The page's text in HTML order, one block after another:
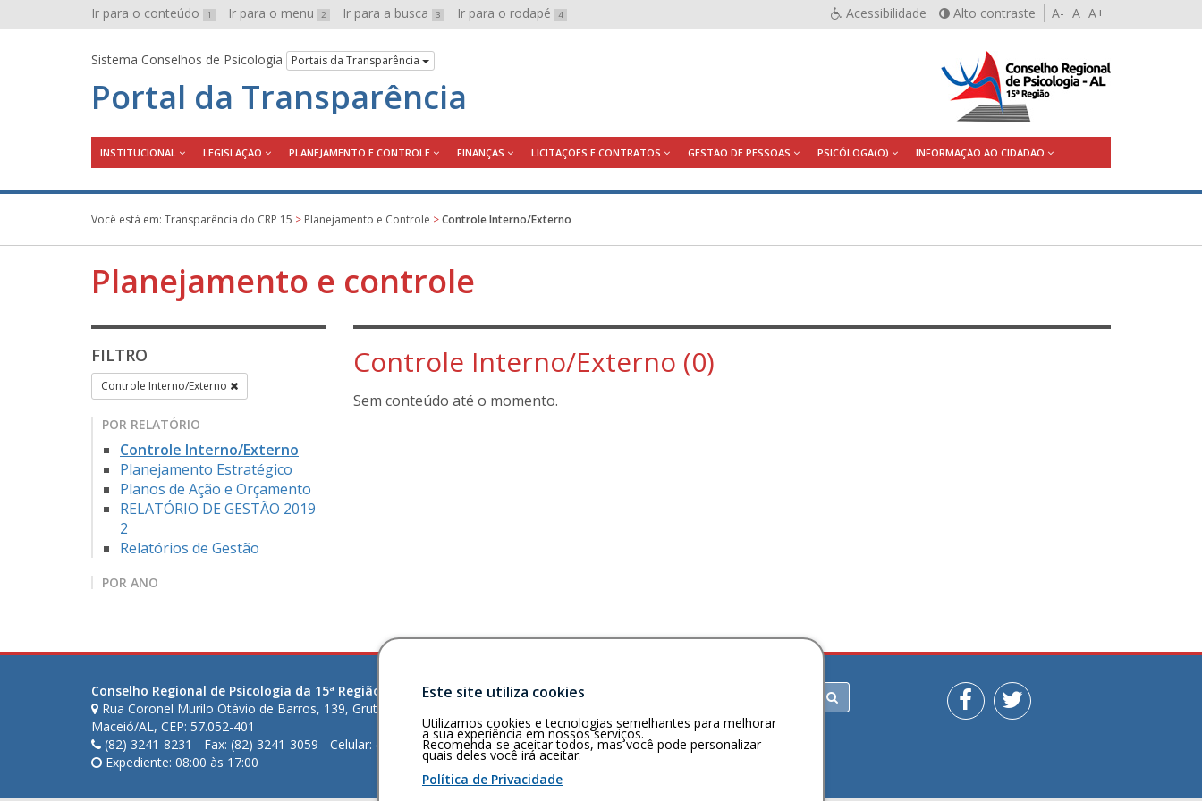
Ir para o conteúdo 1 Ir para o menu 2 Ir para a busca 3 Ir para o rodapé 4 Acessibilidade Alto contraste A- A A+
Sistema Conselhos de Psicologia Portais da Transparência
Portal da Transparência
INSTITUCIONAL LEGISLAÇÃO PLANEJAMENTO E CONTROLE FINANÇAS LICITAÇÕES E CONTRATOS GESTÃO DE PESSOAS PSICÓLOGA(O) INFORMAÇÃO AO CIDADÃO
Você está em: Transparência do CRP 15 > Planejamento e Controle >Controle Interno/Externo
Planejamento e controle
FILTRO
Controle Interno/Externo
POR RELATÓRIO
Controle Interno/Externo
Planejamento Estratégico
Planos de Ação e Orçamento
RELATÓRIO DE GESTÃO 2019
2
Relatórios de Gestão
POR ANO
Controle Interno/Externo (0)
Sem conteúdo até o momento.
Conselho Regional de Psicologia da 15ª Região (AL)
Rua Coronel Murilo Otávio de Barros, 139, Gruta de Lourdes,
Maceió/AL, CEP: 57.052-401
(82) 3241-8231 - Fax: (82) 3241-3059 - Celular: (82) 98115-7073
Expediente: 08:00 às 17:00
Buscar
Este site utiliza cookies
Utilizamos cookies e tecnologias semelhantes para melhorar
a sua experiência em nossos serviços.
Recomenda-se aceitar todos, mas você pode personalizar
quais deles você irá aceitar.
Política de Privacidade